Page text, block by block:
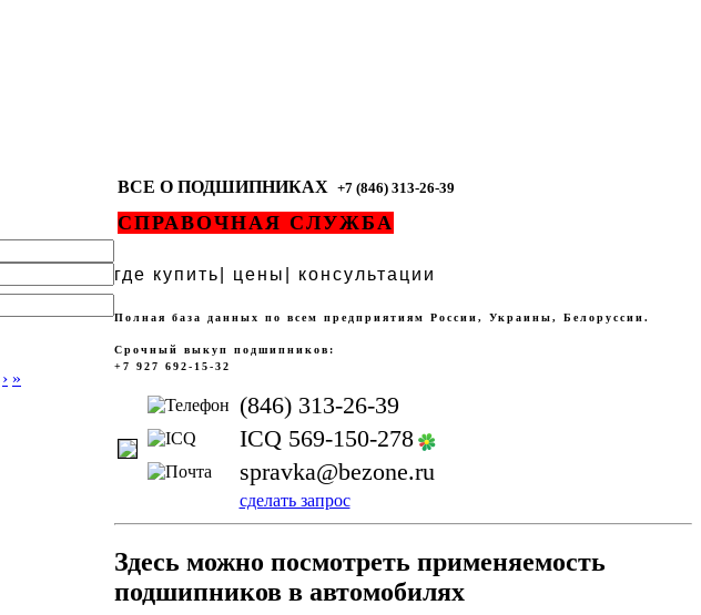
› »
ВСЕ О ПОДШИПНИКАХ +7 (846) 313-26-39
СПРАВОЧНАЯ СЛУЖБА
где купить| цены| консультации
Полная база данных по всем предприятиям России, Украины, Белоруссии.
Срочный выкуп подшипников:
+7 927 692-15-32
(846) 313-26-39
ICQ 569-150-278
spravka@bezone.ru
сделать запрос
Здесь можно посмотреть применяемость
подшипников в автомобилях